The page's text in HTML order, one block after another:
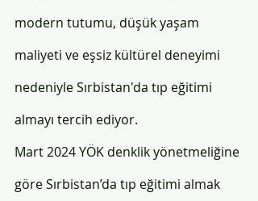
modern tutumu, düşük yaşam
maliyeti ve eşsiz kültürel deneyimi
nedeniyle Sırbistan'da tıp eğitimi
almayı tercih ediyor.
Mart 2024 YÖK denklik yönetmeliğine
göre Sırbistan’da tıp eğitimi almak